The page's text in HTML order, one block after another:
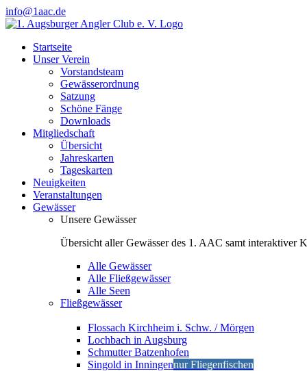
Zum
Inhalt
info@1aac.de
Facebook
Instagram
Startseite
Unser Verein
Vorstandsteam
Gewässerordnung
Satzung
Schöne Fänge
Downloads
Mitgliedschaft
Übersicht
Jahreskarten
Tageskarten
Neuigkeiten
Veranstaltungen
Gewässer
Unsere Gewässer
Übersicht aller Gewässer des 1. AAC samt interaktiver
Alle Gewässer
Alle Fließgewässer
Alle Seen
Fließgewässer
Flossach Kirchheim i. Schw. / Mörgen
Lochbach in Augsburg
Schmutter Batzenhofen
Singold in Inningennur Fliegenfischen